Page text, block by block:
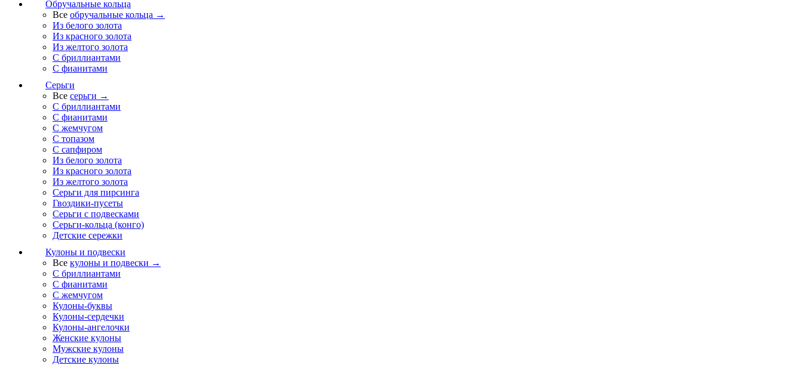
Обручальные кольца
Все обручальные кольца →
Из белого золота
Из красного золота
Из желтого золота
С бриллиантами
С фианитами
Серьги
Все серьги →
С бриллиантами
С фианитами
С жемчугом
С топазом
С сапфиром
Из белого золота
Из красного золота
Из желтого золота
Серьги для пирсинга
Гвоздики-пусеты
Серьги с подвесками
Серьги-кольца (конго)
Детские сережки
Кулоны и подвески
Все кулоны и подвески →
С бриллиантами
С фианитами
С жемчугом
Кулоны-буквы
Кулоны-сердечки
Кулоны-ангелочки
Женские кулоны
Мужские кулоны
Детские кулоны